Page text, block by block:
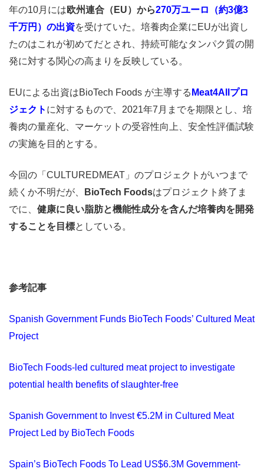
年の10月には欧州連合（EU）から270万ユーロ（約3億3
千万円）の出資を受けていた。培養肉企業にEUが出資し
たのはこれが初めてだとされ、持続可能なタンパク質の開
発に対する関心の高まりを反映している。
EUによる出資はBioTech Foods が主導する Meat4Allプロ
ジェクト に対するもので、2021年7月までを期限とし、培
養肉の量産化、マーケットの受容性向上、安全性評価試験
の実施を目的とする。
今回の「CULTUREDMEAT」のプロジェクトがいつまで
続くか不明だが、
BioTech Foodsはプロジェクト終了ま
でに、 健康に良い脂肪と機能性成分を含んだ培養肉を開発
することを目標としている。
参考記事
Spanish Government Funds BioTech Foods’ Cultured Meat
Project
BioTech Foods-led cultured meat project to investigate
potential health benefits of slaughter-free
Spanish Government to Invest €5.2M in Cultured Meat
Project Led by BioTech Foods
Spain’s BioTech Foods To Lead US$6.3M Government-